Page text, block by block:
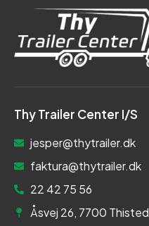
Thy Trailer Center I/S
jesper@thytrailer.dk
faktura@thytrailer.dk
22 42 75 56
Åsvej 26, 7700 Thisted